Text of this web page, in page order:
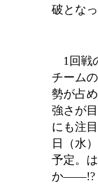
破となっ
1回戦
チーム
勢が占
強さが
にも注
日（水
予定。
か――!?